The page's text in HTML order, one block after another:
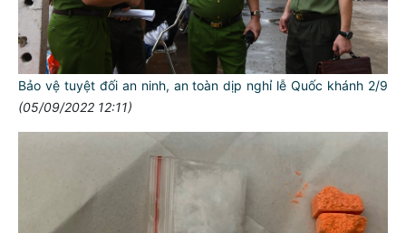
Bảo vệ tuyệt đối an ninh, an toàn dịp nghỉ lễ Quốc khánh 2/9
(05/09/2022 12:11)